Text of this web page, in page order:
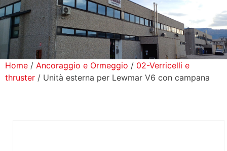
Prodotti
Home / Ancoraggio e Ormeggio / 02-Verricelli e
thruster / Unità esterna per Lewmar V6 con campana